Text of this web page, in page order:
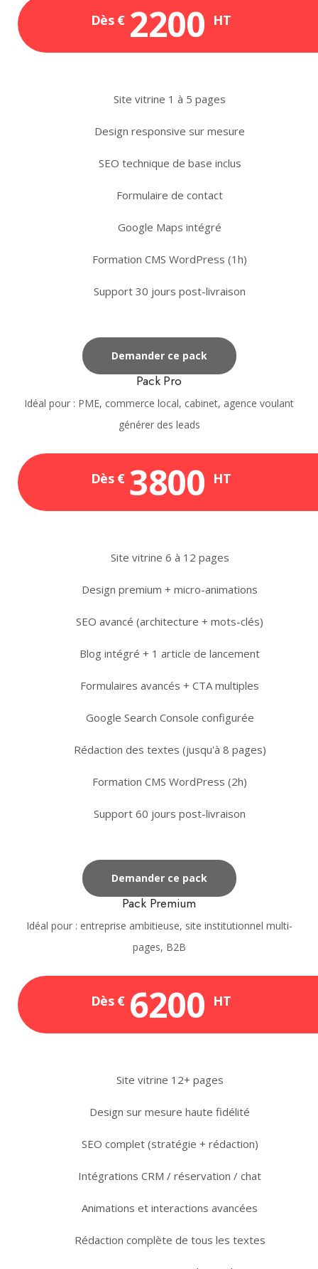
Dès € 2200 HT
Site vitrine 1 à 5 pages
Design responsive sur mesure
SEO technique de base inclus
Formulaire de contact
Google Maps intégré
Formation CMS WordPress (1h)
Support 30 jours post-livraison
Demander ce pack
Pack Pro
Idéal pour : PME, commerce local, cabinet, agence voulant
générer des leads
Dès € 3800 HT
Site vitrine 6 à 12 pages
Design premium + micro-animations
SEO avancé (architecture + mots-clés)
Blog intégré + 1 article de lancement
Formulaires avancés + CTA multiples
Google Search Console configurée
Rédaction des textes (jusqu'à 8 pages)
Formation CMS WordPress (2h)
Support 60 jours post-livraison
Demander ce pack
Pack Premium
Idéal pour : entreprise ambitieuse, site institutionnel multi-
pages, B2B
Dès € 6200 HT
Site vitrine 12+ pages
Design sur mesure haute fidélité
SEO complet (stratégie + rédaction)
Intégrations CRM / réservation / chat
Animations et interactions avancées
Rédaction complète de tous les textes